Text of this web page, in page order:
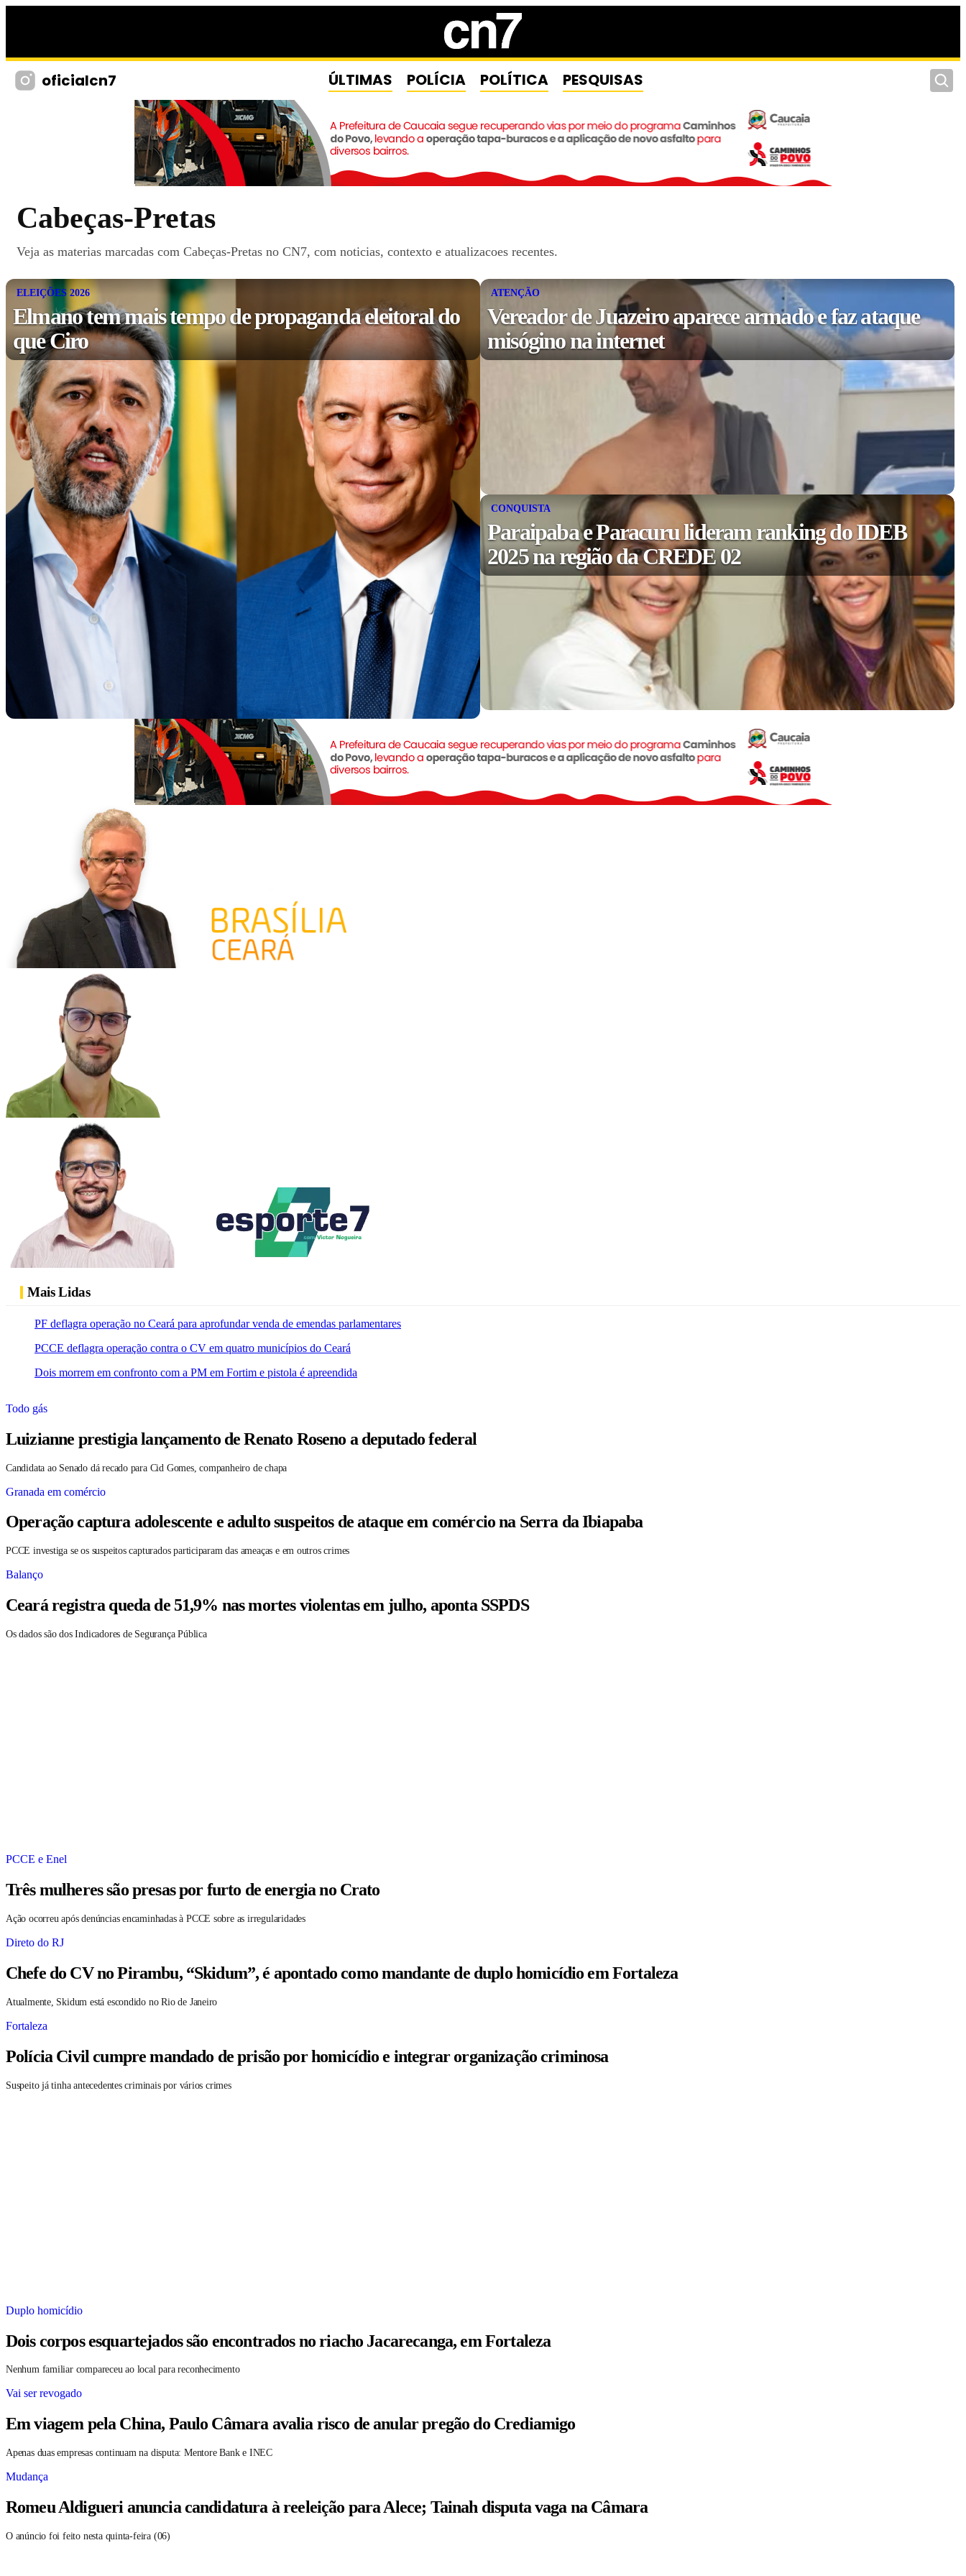
oficialcn7 ÚLTIMAS POLÍCIA POLÍTICA PESQUISAS
Cabeças-Pretas
Veja as materias marcadas com Cabeças-Pretas no CN7, com noticias, contexto e atualizacoes recentes.
ELEIÇÕES 2026
Elmano tem mais tempo de propaganda eleitoral do
que Ciro
ATENÇÃO
Vereador de Juazeiro aparece armado e faz ataque
misógino na internet
CONQUISTA
Paraipaba e Paracuru lideram ranking do IDEB
2025 na região da CREDE 02
Mais Lidas
PF deflagra operação no Ceará para aprofundar venda de emendas parlamentares
PCCE deflagra operação contra o CV em quatro municípios do Ceará
Dois morrem em confronto com a PM em Fortim e pistola é apreendida
Todo gás
Luizianne prestigia lançamento de Renato Roseno a deputado federal
Candidata ao Senado dá recado para Cid Gomes, companheiro de chapa
Granada em comércio
Operação captura adolescente e adulto suspeitos de ataque em comércio na Serra da Ibiapaba
PCCE investiga se os suspeitos capturados participaram das ameaças e em outros crimes
Balanço
Ceará registra queda de 51,9% nas mortes violentas em julho, aponta SSPDS
Os dados são dos Indicadores de Segurança Pública
PCCE e Enel
Três mulheres são presas por furto de energia no Crato
Ação ocorreu após denúncias encaminhadas à PCCE sobre as irregularidades
Direto do RJ
Chefe do CV no Pirambu, “Skidum”, é apontado como mandante de duplo homicídio em Fortaleza
Atualmente, Skidum está escondido no Rio de Janeiro
Fortaleza
Polícia Civil cumpre mandado de prisão por homicídio e integrar organização criminosa
Suspeito já tinha antecedentes criminais por vários crimes
Duplo homicídio
Dois corpos esquartejados são encontrados no riacho Jacarecanga, em Fortaleza
Nenhum familiar compareceu ao local para reconhecimento
Vai ser revogado
Em viagem pela China, Paulo Câmara avalia risco de anular pregão do Crediamigo
Apenas duas empresas continuam na disputa: Mentore Bank e INEC
Mudança
Romeu Aldigueri anuncia candidatura à reeleição para Alece; Tainah disputa vaga na Câmara
O anúncio foi feito nesta quinta-feira (06)